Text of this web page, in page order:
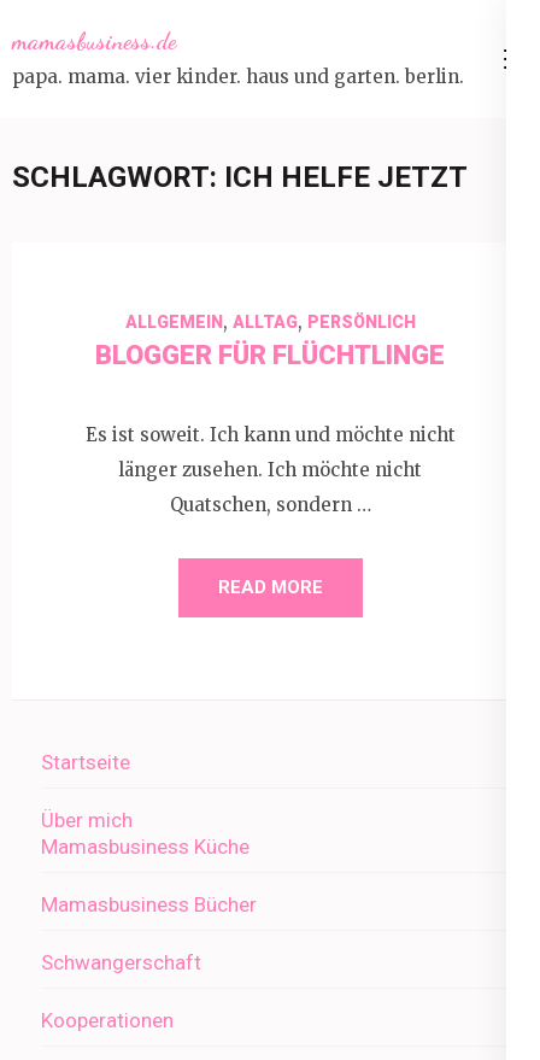
to
content
mamasbusiness.de
papa. mama. vier kinder. haus und garten. berlin.
SCHLAGWORT: ICH HELFE JETZT
ALLGEMEIN, ALLTAG, PERSÖNLICH
BLOGGER FÜR FLÜCHTLINGE
Es ist soweit. Ich kann und möchte nicht
länger zusehen. Ich möchte nicht
Quatschen, sondern …
READ MORE
Startseite
Über mich
Mamasbusiness Küche
Mamasbusiness Bücher
Schwangerschaft
Kooperationen